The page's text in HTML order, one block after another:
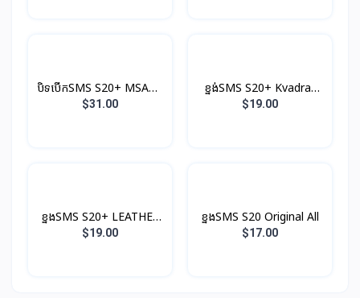
បិទបើកSMS S20+ MSART
LED View Original
$31.00
ខ្នង់SMS S20+ Kvadrat
Original
$19.00
ខ្នងSMS S20+ LEATHER
COVER Original
$19.00
ខ្នងSMS S20 Original All
$17.00